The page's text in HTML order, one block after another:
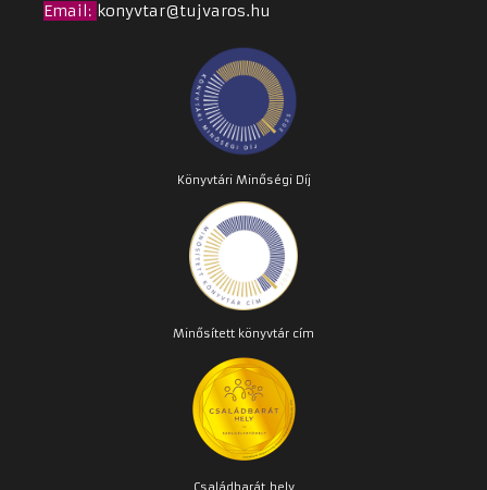
Email : konyvtar@tujvaros.hu
Könyvtári Minőségi Díj
Minősített könyvtár cím
Családbarát hely